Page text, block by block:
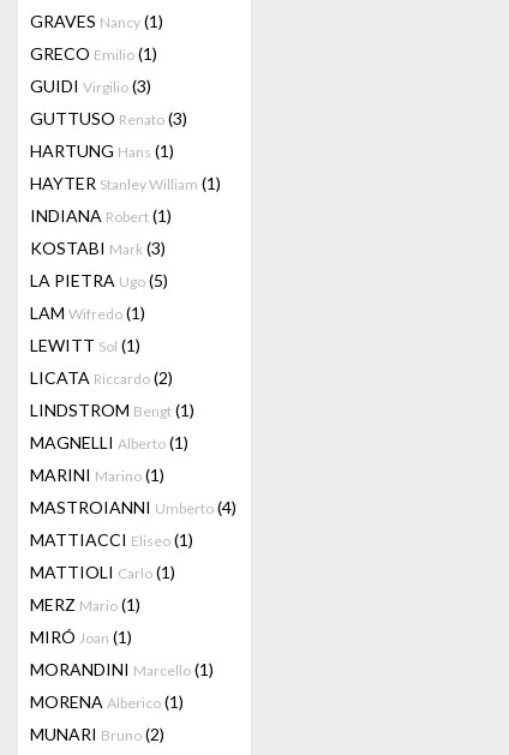
GRAVES Nancy (1)
GRECO Emilio (1)
GUIDI Virgilio (3)
GUTTUSO Renato (3)
HARTUNG Hans (1)
HAYTER Stanley William (1)
INDIANA Robert (1)
KOSTABI Mark (3)
LA PIETRA Ugo (5)
LAM Wifredo (1)
LEWITT Sol (1)
LICATA Riccardo (2)
LINDSTROM Bengt (1)
MAGNELLI Alberto (1)
MARINI Marino (1)
MASTROIANNI Umberto (4)
MATTIACCI Eliseo (1)
MATTIOLI Carlo (1)
MERZ Mario (1)
MIRÓ Joan (1)
MORANDINI Marcello (1)
MORENA Alberico (1)
MUNARI Bruno (2)